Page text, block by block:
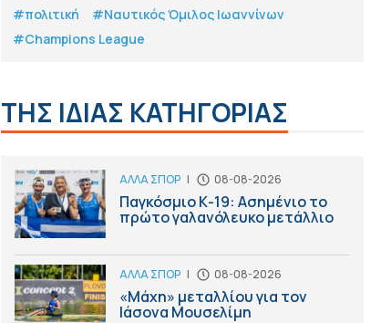
#πολιτική
#Ναυτικός Όμιλος Ιωαννίνων
#Champions League
ΤΗΣ ΙΔΙΑΣ ΚΑΤΗΓΟΡΙΑΣ
ΑΛΛΑ ΣΠΟΡ | 08-08-2026
Παγκόσμιο Κ-19: Ασημένιο το
πρώτο γαλανόλευκο μετάλλιο
ΑΛΛΑ ΣΠΟΡ | 08-08-2026
«Μάχη» μεταλλίου για τον
Ιάσονα Μουσελίμη